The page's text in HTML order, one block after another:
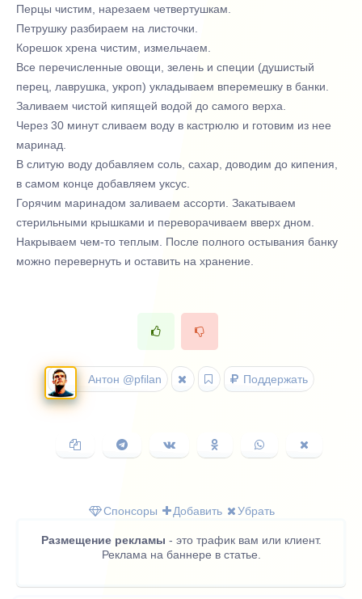
Перцы чистим, нарезаем четвертушкам.
Петрушку разбираем на листочки.
Корешок хрена чистим, измельчаем.
Все перечисленные овощи, зелень и специи (душистый
перец, лаврушка, укроп) укладываем вперемешку в банки.
Заливаем чистой кипящей водой до самого верха.
Через 30 минут сливаем воду в кастрюлю и готовим из нее
маринад.
В слитую воду добавляем соль, сахар, доводим до кипения,
в самом конце добавляем уксус.
Горячим маринадом заливаем ассорти. Закатываем
стерильными крышками и переворачиваем вверх дном.
Накрываем чем-то теплым. После полного остывания банку
можно перевернуть и оставить на хранение.
Антон @pfilan Поддержать
Копировать
ссылку
Поделиться
в
Поделиться
ВКонтакте
Поделиться
в
Поделиться
в
в
Спонсоры
Добавить Убрать
Размещение рекламы - это трафик вам или клиент.
Реклама на баннере в статье.